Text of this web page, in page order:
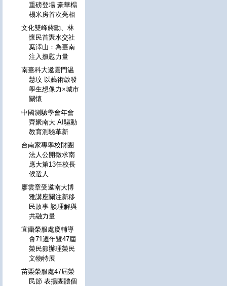
重磅登場 豪華榻
榻米房首次亮相
文化雙峰蔣勳、林
懷民首聚水交社
葉澤山：為臺南
注入撫慰力量
南臺科大邀雲門温
慧玟 以藝術啟發
學生想像力×城市
關懷
中國測驗學會年會
齊聚南大 AI驅動
教育測驗革新
台南家專學校財團
法人公開徵求南
應大第13任校長
候選人
廖雲章受邀南大博
雅講座關注新移
民故事 談理解與
共融力量
宜蘭榮服處慶輔導
會71週年暨47屆
榮民節辦理榮民
文物特展
苗栗榮服處47屆榮
民節 表揚團體個